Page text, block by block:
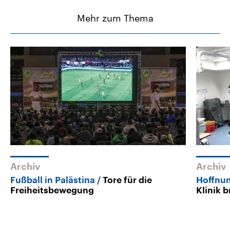
Mehr zum Thema
Archiv
Fußball in Palästina
Tore für die
Freiheitsbewegung
Archiv
Klinik